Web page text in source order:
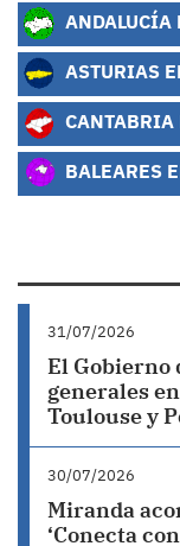
ANDALUCÍA
ASTURIAS
CANTABRIA
BALEARES
31/07/2026
El Gobierno
generales
Toulouse y
30/07/2026
Miranda
‘Conecta